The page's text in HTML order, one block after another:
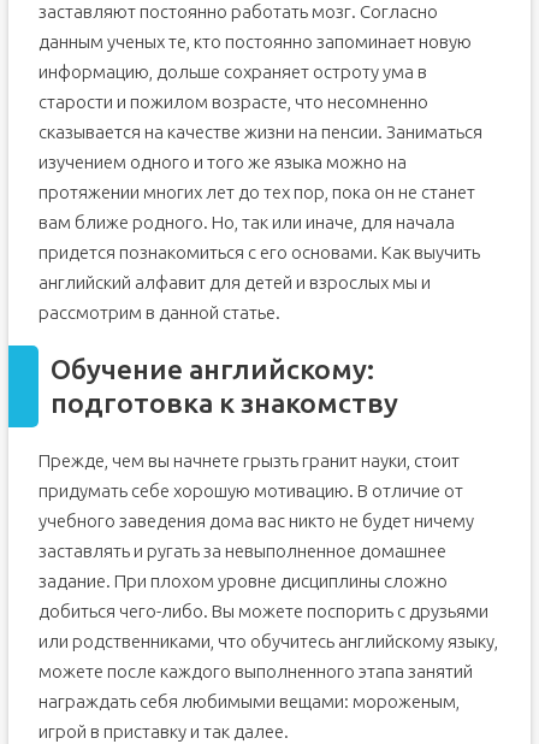
заставляют постоянно работать мозг. Согласно
данным ученых те, кто постоянно запоминает новую
информацию, дольше сохраняет остроту ума в
старости и пожилом возрасте, что несомненно
сказывается на качестве жизни на пенсии. Заниматься
изучением одного и того же языка можно на
протяжении многих лет до тех пор, пока он не станет
вам ближе родного. Но, так или иначе, для начала
придется познакомиться с его основами. Как выучить
английский алфавит для детей и взрослых мы и
рассмотрим в данной статье.
Обучение английскому:
подготовка к знакомству
Прежде, чем вы начнете грызть гранит науки, стоит
придумать себе хорошую мотивацию. В отличие от
учебного заведения дома вас никто не будет ничему
заставлять и ругать за невыполненное домашнее
задание. При плохом уровне дисциплины сложно
добиться чего-либо. Вы можете поспорить с друзьями
или родственниками, что обучитесь английскому языку,
можете после каждого выполненного этапа занятий
награждать себя любимыми вещами: мороженым,
игрой в приставку и так далее.